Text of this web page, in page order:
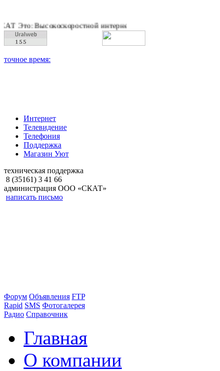
Высокоскоростной интернет, качественное цифровое и
Интернет
Телевидение
Телефония
Поддержка
Магазин Уют
техническая поддержка
8 (35161) 3 41 66
администрация ООО «СКАТ»
написать письмо
Форум Объявления FTP
Rapid SMS Фотогалерея
Радио Справочник
Главная
О компании